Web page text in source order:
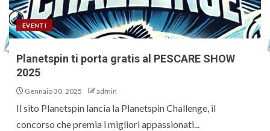
EVENTI
Planetspin ti porta gratis al PESCARE SHOW
2025
Gennaio 30, 2025 admin
Il sito Planetspin lancia la Planetspin Challenge, il
concorso che premia i migliori appassionati...